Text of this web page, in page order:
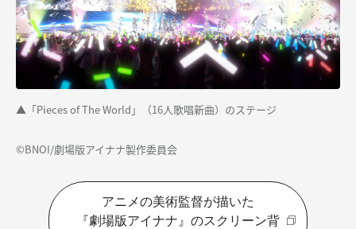
▲「Pieces of The World」（16人歌唱新曲）のステージ
©BNOI/劇場版アイナナ製作委員会
アニメの美術監督が描いた
『劇場版アイナナ』のスクリーン背